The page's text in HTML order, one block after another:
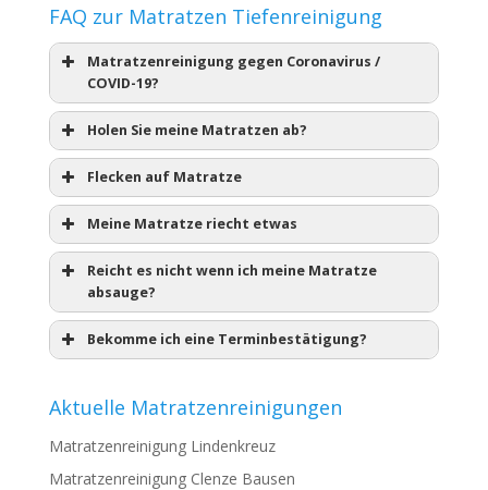
FAQ zur Matratzen Tiefenreinigung
Matratzenreinigung gegen Coronavirus /
COVID-19?
Holen Sie meine Matratzen ab?
Flecken auf Matratze
Meine Matratze riecht etwas
Reicht es nicht wenn ich meine Matratze
absauge?
Bekomme ich eine Terminbestätigung?
Aktuelle Matratzenreinigungen
Matratzenreinigung Lindenkreuz
Matratzenreinigung Clenze Bausen